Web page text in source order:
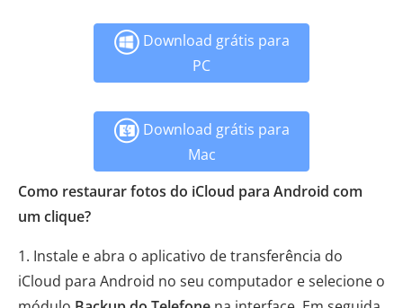
Download grátis para
PC
Download grátis para
Mac
Como restaurar fotos do iCloud para Android com
um clique?
1. Instale e abra o aplicativo de transferência do
iCloud para Android no seu computador e selecione o